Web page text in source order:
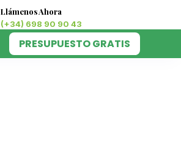
Llámenos Ahora
(+34) 698 90 90 43
PRESUPUESTO GRATIS